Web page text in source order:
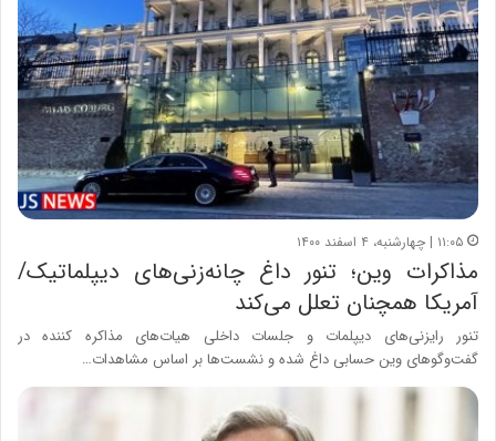
۱۱:۰۵ | چهارشنبه، ۴ اسفند ۱۴۰۰
مذاکرات وین؛ تنور داغ چانه‌زنی‌های دیپلماتیک/
آمریکا همچنان تعلل می‌کند
تنور رایزنی‌های دیپلمات و جلسات داخلی هیات‌های مذاکره کننده در
گفت‌وگوهای وین حسابی داغ شده و نشست‌ها بر اساس مشاهدات…